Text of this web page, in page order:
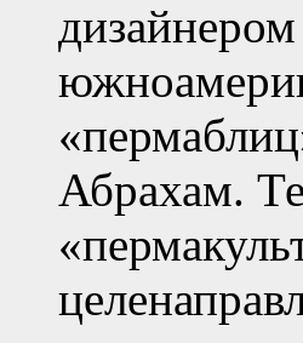
Абрахам.